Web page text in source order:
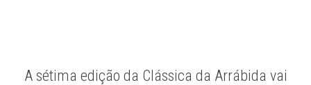
A sétima edição da Clássica da Arrábida vai